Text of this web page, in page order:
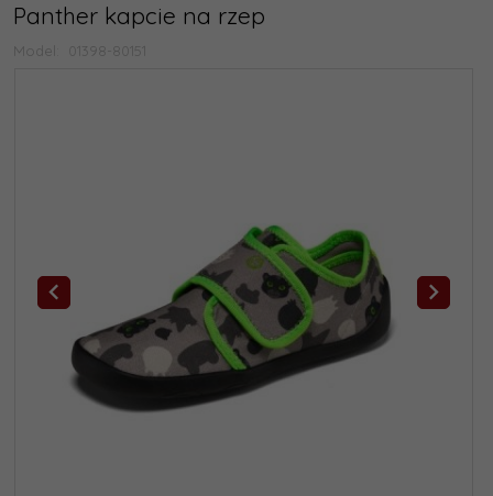
Panther kapcie na rzep
Model: 01398-80151